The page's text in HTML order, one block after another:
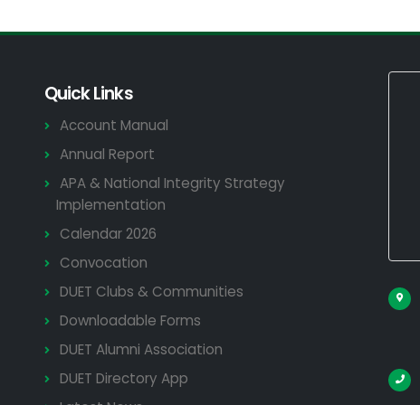
Quick Links
Account Manual
Annual Report
APA & National Integrity Strategy
Implementation
Calendar 2026
Convocation
DUET Clubs & Communities
Downloadable Forms
DUET Alumni Association
DUET Directory App